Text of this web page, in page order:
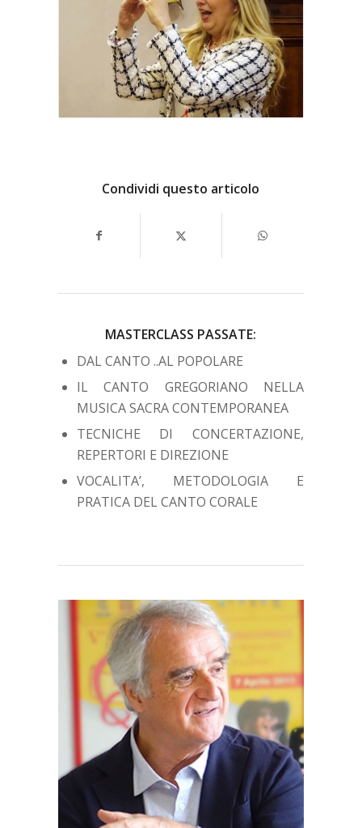
Condividi questo articolo
MASTERCLASS PASSATE:
DAL CANTO ..AL POPOLARE
IL CANTO GREGORIANO NELLA
MUSICA SACRA CONTEMPORANEA
TECNICHE DI CONCERTAZIONE,
REPERTORI E DIREZIONE
VOCALITA’, METODOLOGIA E
PRATICA DEL CANTO CORALE